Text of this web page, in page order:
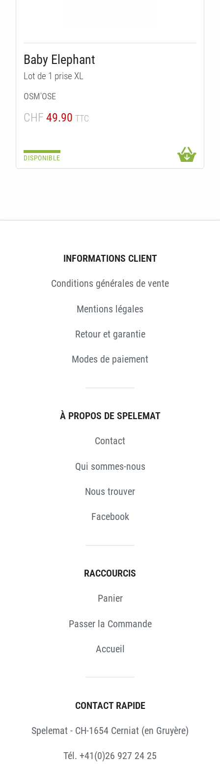
Baby Elephant
Lot de 1 prise XL
OSM'OSE
CHF 49.90 TTC
DISPONIBLE
INFORMATIONS CLIENT
Conditions générales de vente
Mentions légales
Retour et garantie
Modes de paiement
À PROPOS DE SPELEMAT
Contact
Qui sommes-nous
Nous trouver
Facebook
RACCOURCIS
Panier
Passer la Commande
Accueil
CONTACT RAPIDE
Spelemat - CH-1654 Cerniat (en Gruyère)
Tél. +41(0)26 927 24 25